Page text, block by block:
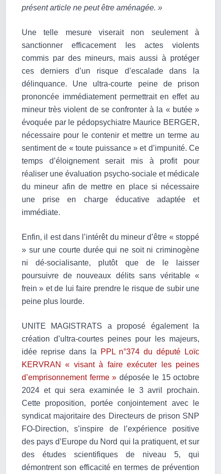
présent article ne peut être aménagée. »
Une telle mesure viserait non seulement à
sanctionner efficacement les actes violents
commis par des mineurs, mais aussi à protéger
ces derniers d’un risque d’escalade dans la
délinquance. Une ultra-courte peine de prison
prononcée immédiatement permettrait en effet au
mineur très violent de se confronter à la « butée »
évoquée par le pédopsychiatre Maurice BERGER,
nécessaire pour le contenir et mettre un terme au
sentiment de « toute puissance » et d’impunité. Ce
temps d’éloignement serait mis à profit pour
réaliser une évaluation psycho-sociale et médicale
du mineur afin de mettre en place si nécessaire
une prise en charge éducative adaptée et
immédiate.
Enfin, il est dans l’intérêt du mineur d’être « stoppé
» sur une courte durée qui ne soit ni criminogène
ni dé-socialisante, plutôt que de le laisser
poursuivre de nouveaux délits sans véritable «
frein » et de lui faire prendre le risque de subir une
peine plus lourde.
UNITE MAGISTRATS a proposé également la
création d’ultra-courtes peines pour les majeurs,
idée reprise dans la
PPL n°374 du député Loïc
KERVRAN « visant à faire exécuter les peines
d’emprisonnement ferme » déposée le 15 octobre
2024 et qui sera examinée le 3 avril prochain.
Cette proposition, portée conjointement avec le
syndicat majoritaire des Directeurs de prison SNP
FO-Direction, s’inspire de l’expérience positive
des pays d’Europe du Nord qui la pratiquent, et sur
des études scientifiques de niveau 5, qui
démontrent son efficacité en termes de prévention